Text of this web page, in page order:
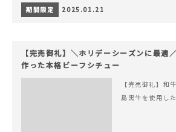
期間限定 2025.01.21
【完売御礼】＼ホリデーシーズンに最適
作った本格ビーフシチュー
【完売御礼】和
島黒牛を使用し